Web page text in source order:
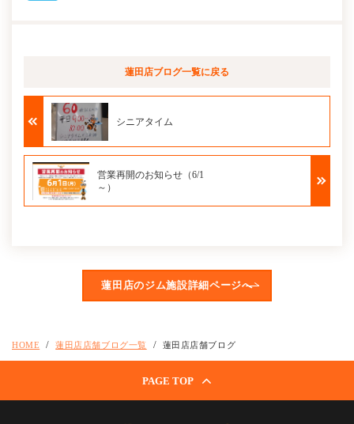
蓮田店ブログ一覧に戻る
シニアタイム
営業再開のお知らせ（6/1
～）
蓮田店のジム施設詳細ページへ
HOME 蓮田店店舗ブログ一覧 蓮田店店舗ブログ
PAGE TOP